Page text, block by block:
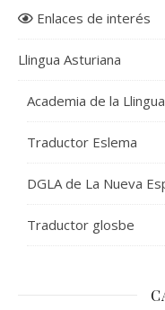
Enlaces de interés
Llingua Asturiana
Academia de la
Traductor Eslema
DGLA de La Nueva
Traductor glosbe